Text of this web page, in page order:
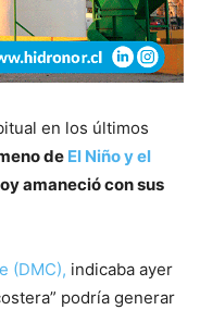
en los últimos
de El Niño y el
amaneció con sus
(DMC), indicaba ayer
podría generar